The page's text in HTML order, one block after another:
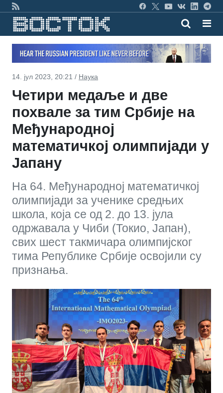
14. јул 2023, 20:21 / Наука
Четири медаље и две
похвале за тим Србије на
Међународној
математичкој олимпијади у
Јапану
На 64. Међународној математичкој
олимпијади за ученике средњих
школа, која се од 2. до 13. јула
одржавала у Чиби (Токио, Јапан),
свих шест такмичара олимпијског
тима Републике Србије освојили су
признања.